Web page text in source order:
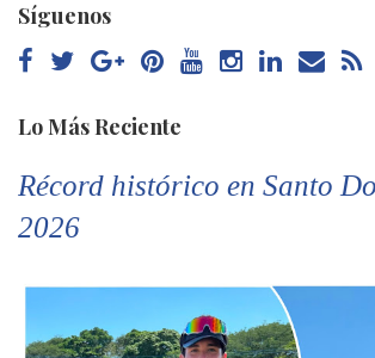
Síguenos
Lo Más Reciente
Récord histórico en Santo
2026